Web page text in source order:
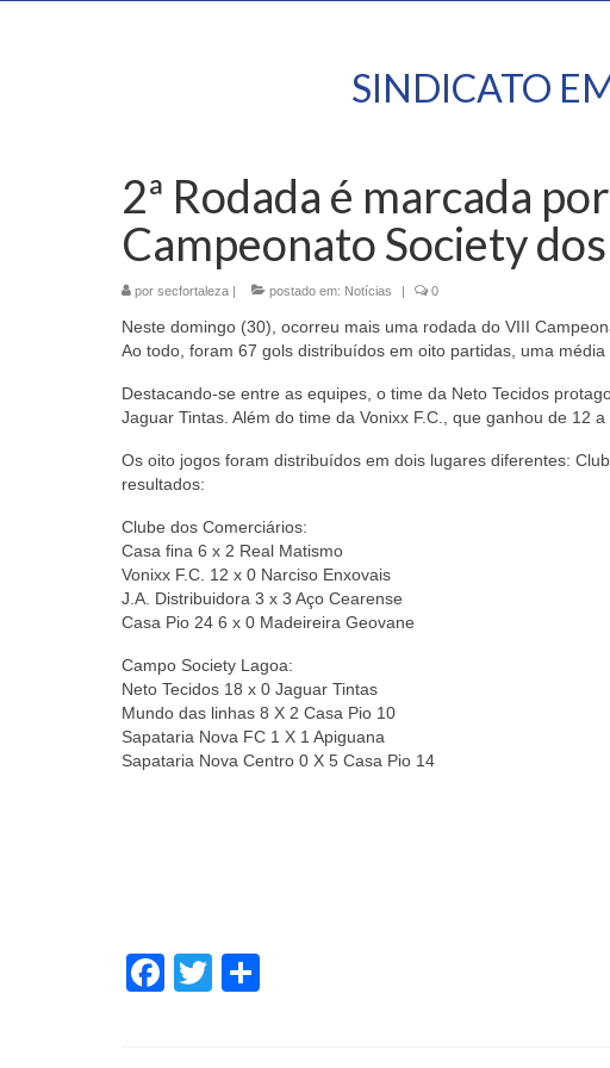
SINDICATO
2ª Rodada é marcada
Campeonato Society
por secfortaleza | postado em: Notícias | 0
Neste domingo (30), ocorreu mais uma rodada do VIII
Ao todo, foram 67 gols distribuídos em oito partidas, uma média
Destacando-se entre as equipes, o time da Neto Tecidos
Jaguar Tintas. Além do time da Vonixx F.C., que ganhou de 12 a
Os oito jogos foram distribuídos em dois lugares diferentes:
resultados:
Clube dos Comerciários:
Casa fina 6 x 2 Real Matismo
Vonixx F.C. 12 x 0 Narciso Enxovais
J.A. Distribuidora 3 x 3 Aço Cearense
Casa Pio 24 6 x 0 Madeireira Geovane
Campo Society Lagoa:
Neto Tecidos 18 x 0 Jaguar Tintas
Mundo das linhas 8 X 2 Casa Pio 10
Sapataria Nova FC 1 X 1 Apiguana
Sapataria Nova Centro 0 X 5 Casa Pio 14
Facebook
Twitter